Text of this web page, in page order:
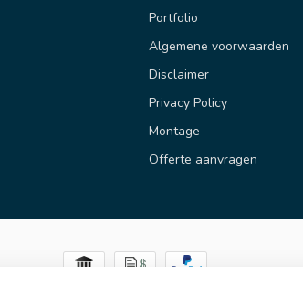
Portfolio
Algemene voorwaarden
Disclaimer
Privacy Policy
Montage
Offerte aanvragen